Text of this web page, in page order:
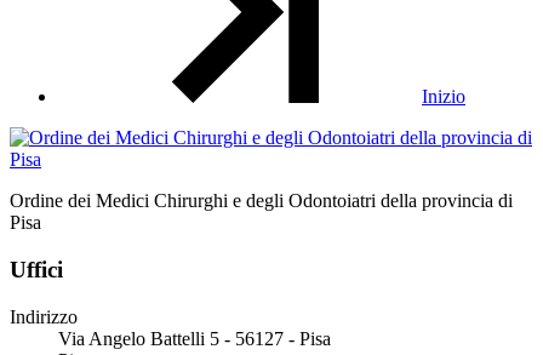
Inizio
Ordine dei Medici Chirurghi e degli Odontoiatri della provincia di
Pisa
Uffici
Indirizzo
Via Angelo Battelli 5 - 56127 - Pisa